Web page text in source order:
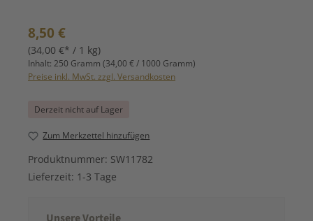
Regulärer Preis:
8,50 €
(34,00 €* / 1 kg)
Inhalt: 250 Gramm (34,00 € / 1000 Gramm)
Preise inkl. MwSt. zzgl. Versandkosten
Derzeit nicht auf Lager
Zum Merkzettel hinzufügen
Produktnummer: SW11782
Lieferzeit: 1-3 Tage